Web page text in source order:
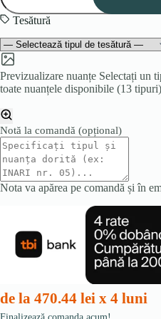
3
Tesătură
Previzualizare nuanțe Selectați un
toate nuanțele disponibile (13
Notă la comandă (opțional)
Nota va apărea pe comandă și în
de la 470.44 lei x 4 luni